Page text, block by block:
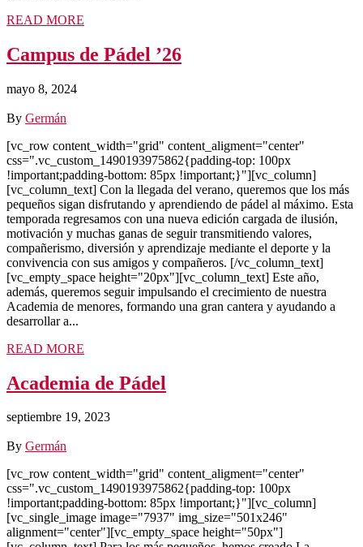
READ MORE
Campus de Pádel ’26
mayo 8, 2024
By Germán
[vc_row content_width="grid" content_aligment="center"
css=".vc_custom_1490193975862{padding-top: 100px
!important;padding-bottom: 85px !important;}"][vc_column]
[vc_column_text] Con la llegada del verano, queremos que los más
pequeños sigan disfrutando y aprendiendo de pádel al máximo. Esta
temporada regresamos con una nueva edición cargada de ilusión,
motivación y muchas ganas de seguir transmitiendo valores,
compañerismo, diversión y aprendizaje mediante el deporte y la
convivencia con sus amigos y compañeros. [/vc_column_text]
[vc_empty_space height="20px"][vc_column_text] Este año,
además, queremos seguir impulsando el crecimiento de nuestra
Academia de menores, formando una gran cantera y ayudando a
desarrollar a...
READ MORE
Academia de Pádel
septiembre 19, 2023
By Germán
[vc_row content_width="grid" content_aligment="center"
css=".vc_custom_1490193975862{padding-top: 100px
!important;padding-bottom: 85px !important;}"][vc_column]
[vc_single_image image="7937" img_size="501x246"
alignment="center"][vc_empty_space height="50px"]